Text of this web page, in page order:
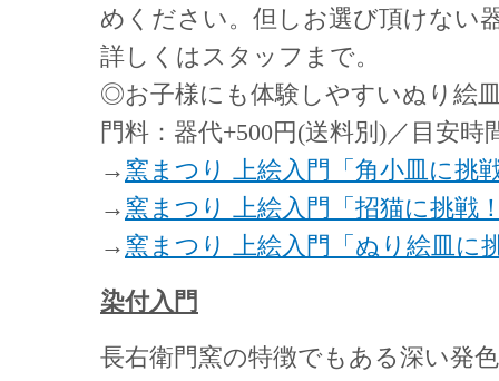
めください。但しお選び頂けない
詳しくはスタッフまで。
◎お子様にも体験しやすいぬり絵
門料：器代+500円(送料別)／目安時
→ 窯まつり 上絵入門「角小皿に挑
→ 窯まつり 上絵入門「招猫に挑戦
→ 窯まつり 上絵入門「ぬり絵皿に
染付入門
長右衛門窯の特徴でもある深い発